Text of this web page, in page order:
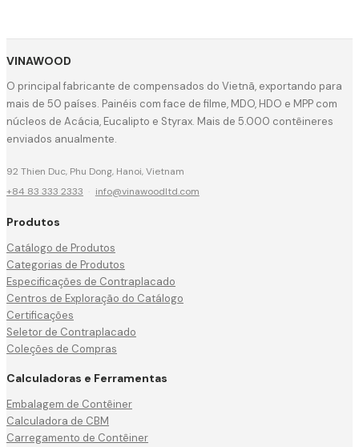
VINAWOOD
O principal fabricante de compensados do Vietnã, exportando para
mais de 50 países. Painéis com face de filme, MDO, HDO e MPP com
núcleos de Acácia, Eucalipto e Styrax. Mais de 5.000 contêineres
enviados anualmente.
92 Thien Duc, Phu Dong, Hanoi, Vietnam
+84 83 333 2333 · info@vinawoodltd.com
Produtos
Catálogo de Produtos
Categorias de Produtos
Especificações de Contraplacado
Centros de Exploração do Catálogo
Certificações
Seletor de Contraplacado
Coleções de Compras
Calculadoras e Ferramentas
Embalagem de Contêiner
Calculadora de CBM
Carregamento de Contêiner